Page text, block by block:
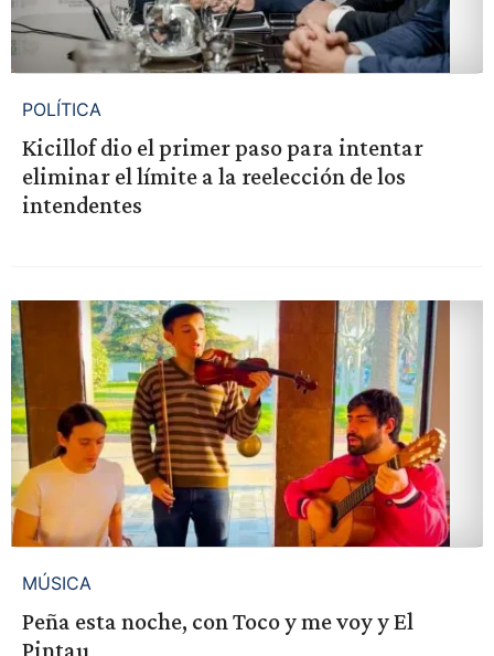
POLÍTICA
Kicillof dio el primer paso para intentar
eliminar el límite a la reelección de los
intendentes
MÚSICA
Peña esta noche, con Toco y me voy y El
Pintau